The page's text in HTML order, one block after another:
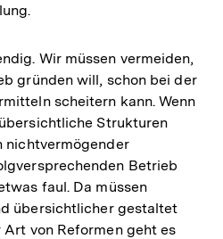
Wir müssen vermeiden,
gründen will, schon bei der
scheitern kann. Wenn
Strukturen
nichtvermögender
Betrieb
faul. Da müssen
übersichtlicher gestaltet
von Reformen geht es